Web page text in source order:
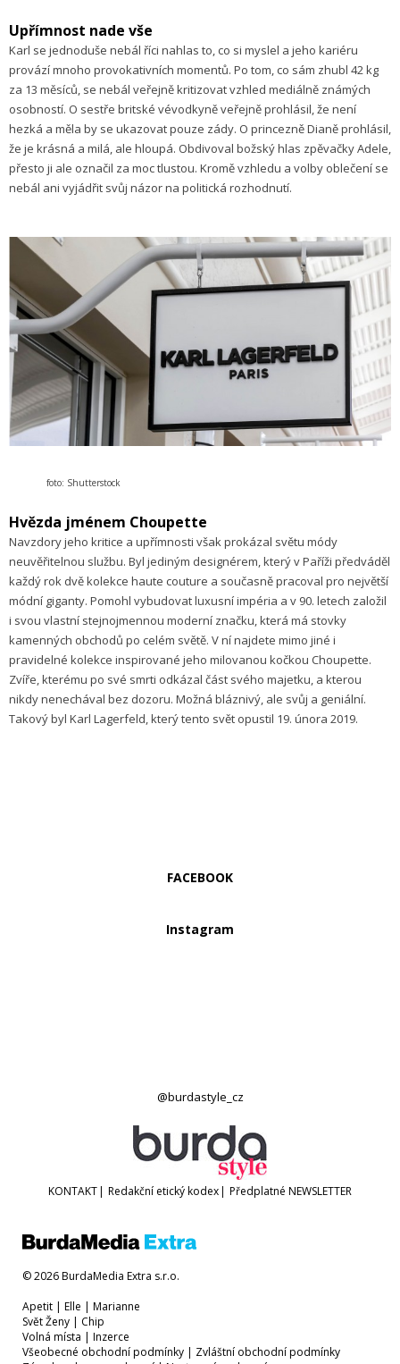
Upřímnost nade vše
Karl se jednoduše nebál říci nahlas to, co si myslel a jeho kariéru
provází mnoho provokativních momentů. Po tom, co sám zhubl 42 kg
za 13 měsíců, se nebál veřejně kritizovat vzhled mediálně známých
osobností. O sestře britské vévodkyně veřejně prohlásil, že není
hezká a měla by se ukazovat pouze zády. O princezně Dianě prohlásil,
že je krásná a milá, ale hloupá. Obdivoval božský hlas zpěvačky Adele,
přesto ji ale označil za moc tlustou. Kromě vzhledu a volby oblečení se
nebál ani vyjádřit svůj názor na politická rozhodnutí.
foto: Shutterstock
Hvězda jménem Choupette
Navzdory jeho kritice a upřímnosti však prokázal světu módy
neuvěřitelnou službu. Byl jediným designérem, který v Paříži předváděl
každý rok dvě kolekce haute couture a současně pracoval pro největší
módní giganty. Pomohl vybudovat luxusní impéria a v 90. letech založil
i svou vlastní stejnojmennou moderní značku, která má stovky
kamenných obchodů po celém světě. V ní najdete mimo jiné i
pravidelné kolekce inspirované jeho milovanou kočkou Choupette.
Zvíře, kterému po své smrti odkázal část svého majetku, a kterou
nikdy nenechával bez dozoru. Možná bláznivý, ale svůj a geniální.
Takový byl Karl Lagerfeld, který tento svět opustil 19. února 2019.
FACEBOOK
Instagram
@burdastyle_cz
KONTAKT| Redakční etický kodex| Předplatné NEWSLETTER
© 2026 BurdaMedia Extra s.r.o.
Apetit | Elle | Marianne
Svět Ženy | Chip
Volná místa | Inzerce
Všeobecné obchodní podmínky | Zvláštní obchodní podmínky